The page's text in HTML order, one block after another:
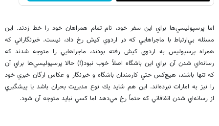
اما پرسپوليسي‌ها براي اين سفر خود، نام تمام همراهان خود را خط زدند. اين
مسئله بي‌ارتباط با ماجراهايي كه در اردوي كيش رخ داد، نيست. خبرنگاراني كه
همراه پرسپوليس به اردوي كيش رفته بودند، ماجراهايي را متوجه شدند كه
رسانه‌اي شدن آن براي اين باشگاه اصلاً خوب نبود(!) حالا پرسپوليسي‌ها براي آن
كه تنها باشند، هيچ‌كس حتي كارمندان باشگاه و خبرنگار و عكاس ارگان خبري خود
را نيز به امارات نبرده‌اند. اين هم شايد يك نوع مديريت بحران باشد يا پيشگيري
از رسانه‌اي شدن اتفاقاتي كه حتماً رخ مي‌دهد اما كسي نبايد متوجه آن شود.